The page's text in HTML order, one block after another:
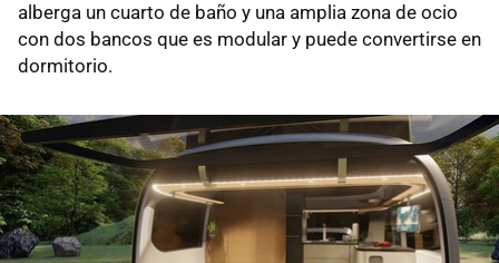
alberga un cuarto de baño y una amplia zona de ocio
con dos bancos que es modular y puede convertirse en
dormitorio.